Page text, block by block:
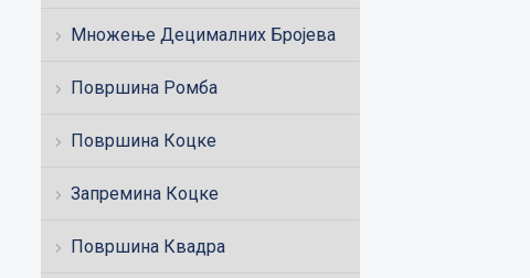
Множење Децималних Бројева
Површина Ромба
Површина Коцке
Запремина Коцке
Површина Квадра